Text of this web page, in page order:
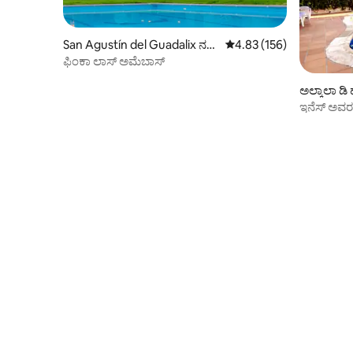
San Agustín del Guadalix ನಲ್ಲಿ
ಚಾಲೆಟ್
5 ರಲ್ಲಿ 4.83 ಸರಾಸರಿ
4.83 (156)
ಫಿಂಕಾ ಲಾಸ್ ಅಮೆಬಾಸ್
ಅಲ್ಕಾಲಾ
ಇನೆಸ್ ಅವರ